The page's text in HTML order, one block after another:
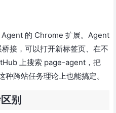
的 Chrome 扩展。Agent
接，可以打开新标签页、在不
上搜索 page-agent，把
跨站任务理论上也能搞定。
别